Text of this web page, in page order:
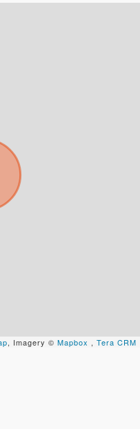
, Imagery © Mapbox , Tera CRM
WhatsApp